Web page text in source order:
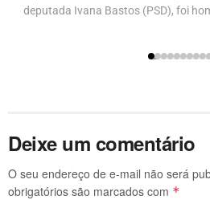
deputada Ivana Bastos (PSD), foi
Deixe um comentário
O seu endereço de e-mail não será
obrigatórios são marcados com *